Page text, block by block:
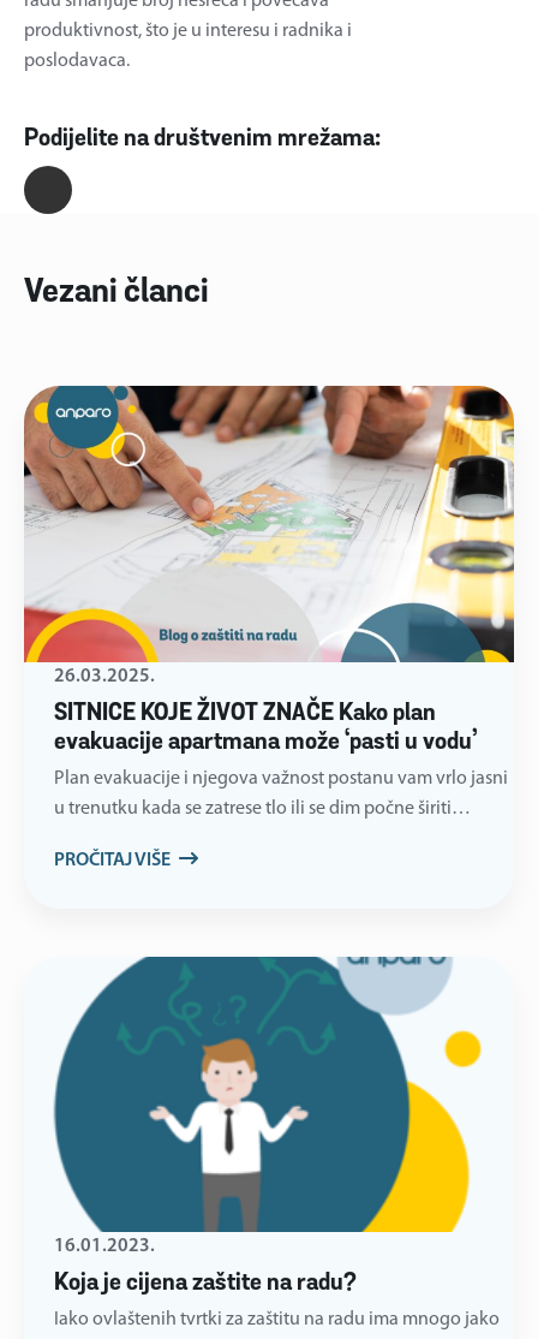
produktivnost, što je u interesu i radnika i
poslodavaca.
Podijelite na društvenim mrežama:
Vezani članci
SITNICE KOJE ŽIVOT ZNAČE Kako plan
evakuacije apartmana može ‘pasti u vodu’
26.03.2025.
Plan evakuacije i njegova važnost postanu vam vrlo jasni
u trenutku kada se zatrese tlo ili se dim počne širiti…
PROČITAJ VIŠE
Koja je cijena zaštite na radu?
16.01.2023.
Iako ovlaštenih tvrtki za zaštitu na radu ima mnogo jako